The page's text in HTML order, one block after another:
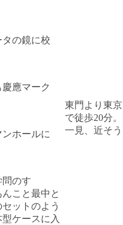
タの鏡に校
應マーク
ホールに
のすゝ
こと最中と
ットのよう
ケースに入
東門より東
で徒歩20分。
一見、近そ